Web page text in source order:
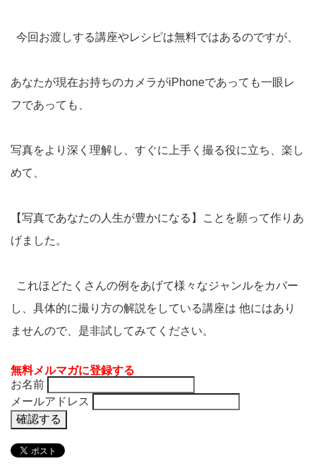
今回お渡しする講座やレシピは無料ではあるのですが、
あなたが現在お持ちのカメラがiPhoneであっても一眼レ
フであっても、
写真をより深く理解し、すぐに上手く撮る役に立ち、楽し
めて、
【写真であなたの人生が豊かになる】ことを願って作りあ
げました。
これほどたくさんの例をあげて様々なジャンルをカバー
し、具体的に撮り方の解説をしている講座は 他にはあり
ませんので、是非試してみてください。
無料メルマガに登録する
お名前
メールアドレス